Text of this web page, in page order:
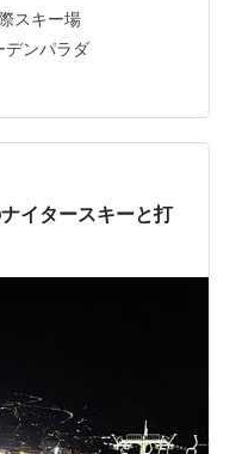
は、ウィンタースポー
と思いますが、スキ
キー場のリフト券の
り安価で購入できる
販売の他にも各スキ
て抽…
スキー場
デンパラダ
イタースキーと打